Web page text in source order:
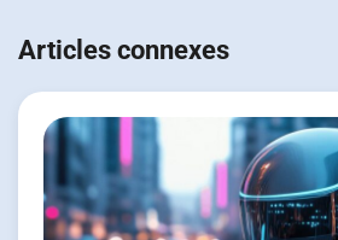
de
Articles connexes